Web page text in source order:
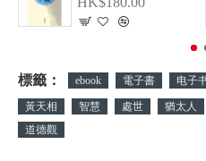
標籤： ebook 電子書 电子
黃天相 智慧 處世 猶太人
道德觀